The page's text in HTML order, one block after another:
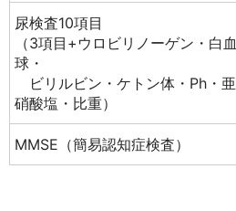
尿検査10項目
（3項目+ウロビリノーゲン・白血
球・
ビリルビン・ケトン体・Ph・亜
硝酸塩・比重）
MMSE（簡易認知症検査）